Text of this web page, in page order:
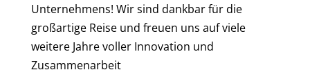
Unternehmens! Wir sind dankbar für die
großartige Reise und freuen uns auf viele
weitere Jahre voller Innovation und
Zusammenarbeit